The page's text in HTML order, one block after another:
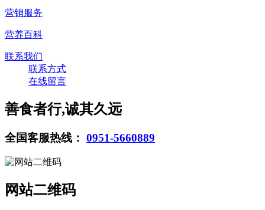
营销服务
营养百科
联系我们
联系方式
在线留言
善食者行,诚其久远
全国客服热线： 0951-5660889
网站二维码